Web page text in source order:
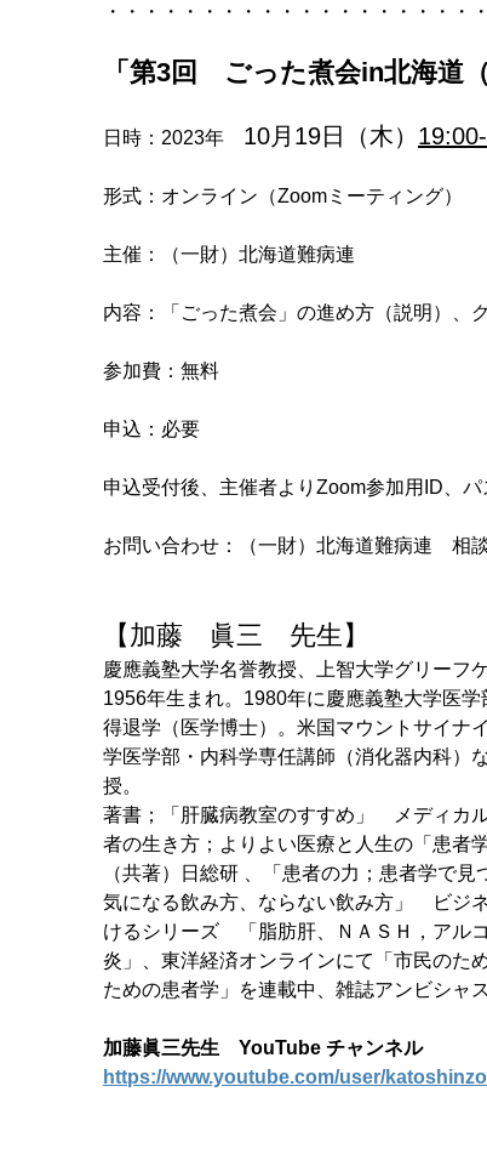
・・・・・・・・・・・・・・・・・・・
「第3回　ごった煮会in北海道
日時：2023年 10月19日（木）
形式：オンライン（Zoomミーティング）
主催：（一財）北海道難病連
内容：「ごった煮会」の進め方（説明）、
参加費：無料
申込：必要
申込受付後、主催者よりZoom参加用ID、
お問い合わせ：（一財）北海道難病連　相
【加藤　眞三　先生】
慶應義塾大学名誉教授、上智大学グリーフ
1956年生まれ。1980年に慶應義塾大学医
得退学（医学博士）。米国マウントサイナ
学医学部・内科学専任講師（消化器内科）
授。
著書；「肝臓病教室のすすめ」　メディカ
者の生き方；よりよい医療と人生の「患
（共著）日総研 、「患者の力；患者学で
気になる飲み方、ならない飲み方」　ビジ
けるシリーズ　「脂肪肝、ＮＡＳＨ，アル
炎」、東洋経済オンラインにて「市民のた
ための患者学」を連載中、雑誌アンビシャ
加藤眞三先生　YouTube チャンネル
https://www.youtube.com/user/